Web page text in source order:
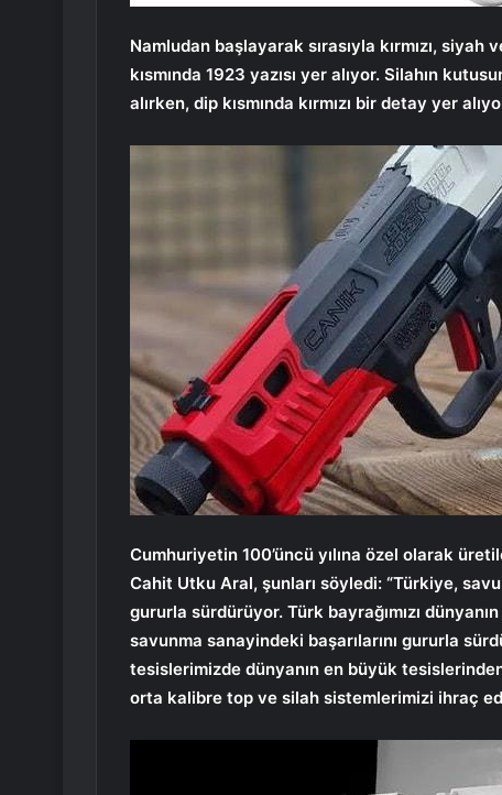
Namludan başlayarak sırasıyla kırmızı,
kısmında 1923 yazısı yer alıyor. Silahın
alırken, dip kısmında kırmızı bir detay yer
Cumhuriyetin 100’üncü yılına özel olarak
Cahit Utku Aral, şunları söyledi: “Türkiye,
gururla sürdürüyor. Türk bayrağımızı
savunma sanayindeki başarılarını gururla
tesislerimizde dünyanın en büyük
orta kalibre top ve silah sistemlerimizi ihraç